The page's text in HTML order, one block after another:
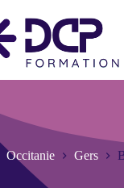
Occitanie Gers